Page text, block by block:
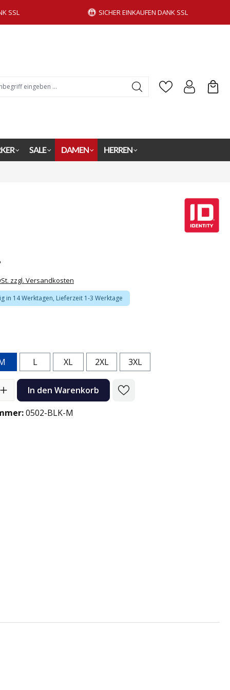
SSL SICHER EINKAUFEN DANK SSL
SALE DAMEN HERREN
zzgl. Versandkosten
in 14 Werktagen, Lieferzeit 1-3 Werktage
L XL 2XL 3XL
Gib den gewünschten Wert ein oder benutze die
In den Warenkorb
0502-BLK-M